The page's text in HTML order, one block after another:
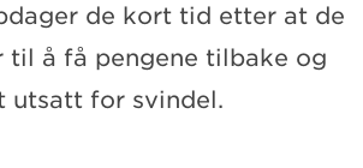
de kort tid etter at de
til å få pengene tilbake og
utsatt for svindel.